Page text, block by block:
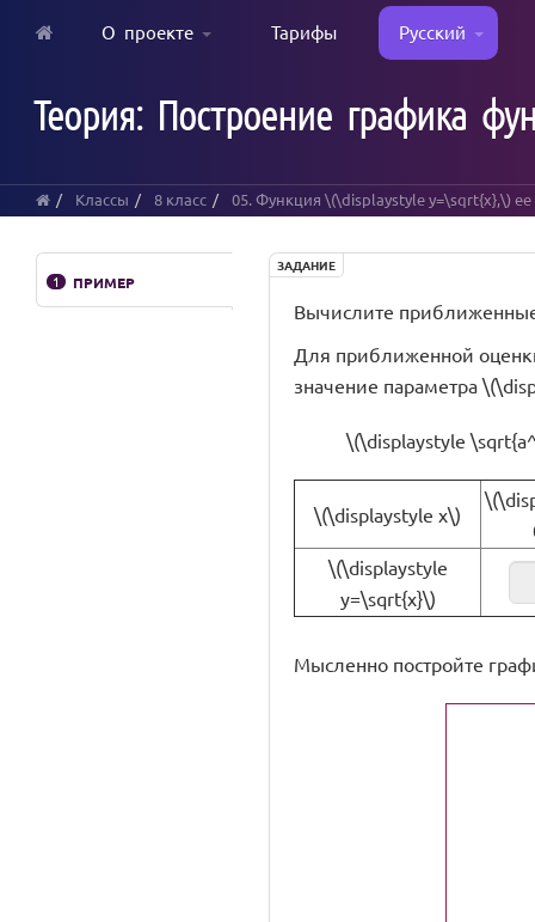
content
О проекте Тарифы Русский
Теория: Построение графика
Классы 8 класс 05. Функция \(\displaystyle y=\sqrt{x},\) ее
1 ПРИМЕР
ЗАДАНИЕ
Вычислите
Для приближенной
значение параметра
\(\displaystyle
\(\displaystyle x\)
\(\displaystyle
y=\sqrt{x}\)
Мысленно постройте